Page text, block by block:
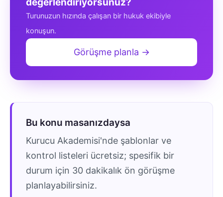
değerlendiriyorsunuz?
Turunuzun hızında çalışan bir hukuk ekibiyle
konuşun.
Görüşme planla →
Bu konu masanızdaysa
Kurucu Akademisi'nde şablonlar ve
kontrol listeleri ücretsiz; spesifik bir
durum için 30 dakikalık ön görüşme
planlayabilirsiniz.